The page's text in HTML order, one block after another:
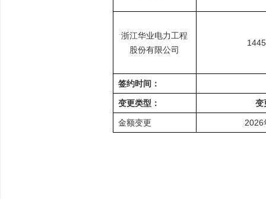
浙江华业电力工程
股份有限公司
签约时间：
变更类型： 变
金额变更 2026